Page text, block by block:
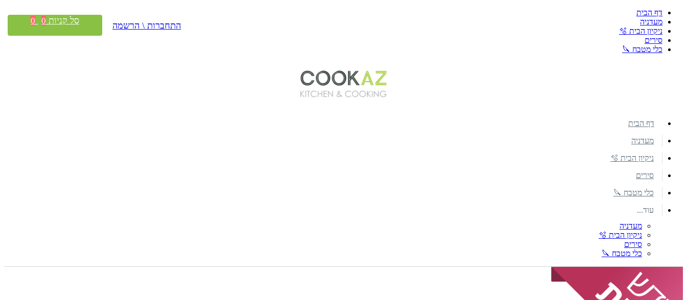
דף הבית
מעדניה
ניקיון הבית 🫧
סירים
כלי מטבח 🔪
התחברות \ הרשמה סל קניות 0
0
דף הבית
מעדניה
ניקיון הבית 🫧
סירים
כלי מטבח 🔪
עוד...
מעדניה
ניקיון הבית 🫧
סירים
כלי מטבח 🔪